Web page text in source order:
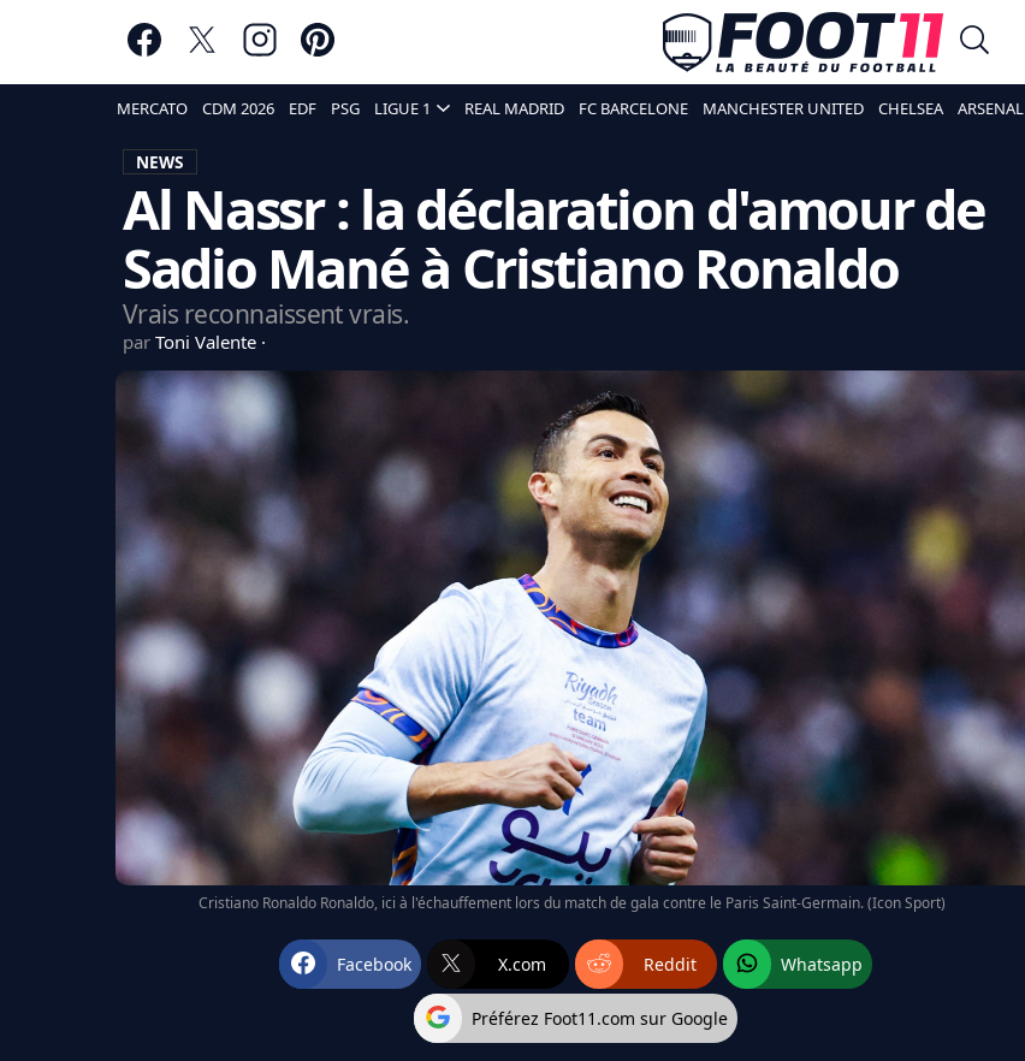
MERCATO CDM 2026 EDF PSG LIGUE 1 REAL MADRID FC BARCELONE MANCHESTER UNITED CHELSEA ARSENAL
NEWS
Al Nassr : la déclaration d'amour de
Sadio Mané à Cristiano Ronaldo
Vrais reconnaissent vrais.
par Toni Valente
Cristiano Ronaldo Ronaldo, ici à l'échauffement lors du match de gala contre le Paris Saint-Germain. (Icon Sport)
Facebook X.com Reddit Whatsapp
Préférez Foot11.com sur Google